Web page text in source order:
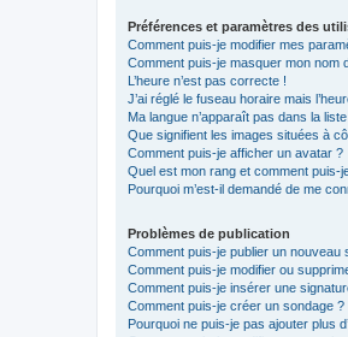
Préférences et paramètres des
Comment puis-je modifier mes
Comment puis-je masquer mon nom
L’heure n’est pas correcte !
J’ai réglé le fuseau horaire mais
Ma langue n’apparaît pas dans la liste
Que signifient les images situées à
Comment puis-je afficher un avatar ?
Quel est mon rang et comment puis-
Pourquoi m’est-il demandé de me
Problèmes de publication
Comment puis-je publier un nouveau
Comment puis-je modifier ou
Comment puis-je insérer une
Comment puis-je créer un sondage ?
Pourquoi ne puis-je pas ajouter plus